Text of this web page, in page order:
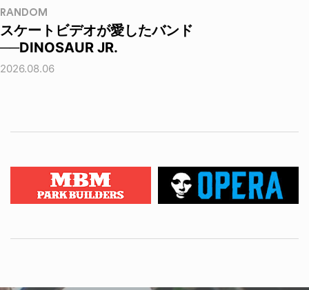
RANDOM
スケートビデオが愛したバンド
──DINOSAUR JR.
2026.08.06